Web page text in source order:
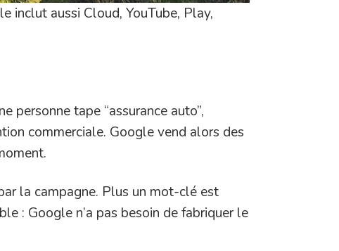
inclut aussi Cloud, YouTube, Play,
personne tape “assurance auto”,
commerciale. Google vend alors des
la campagne. Plus un mot-clé est
: Google n’a pas besoin de fabriquer le